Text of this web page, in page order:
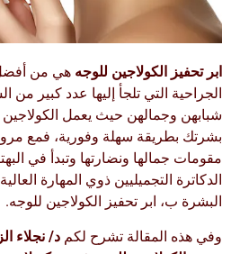
ابر تحفيز الكولاجين للوجه هي من أفضل
الجراحية التي تلجأ إليها عدد كبير
شبابهن وجمالهن حيث يعمل
بشرتك بطريقة سهلة وفورية، فمع
مقومات جمالها ونضارتها وتبدأ في
الدكاترة التجميليين ذوي المهارة
البشرة ب، ابر تحفيز الكولاجين للوجه.
وفي هذه المقالة تشرح لكم د/ نجلاء